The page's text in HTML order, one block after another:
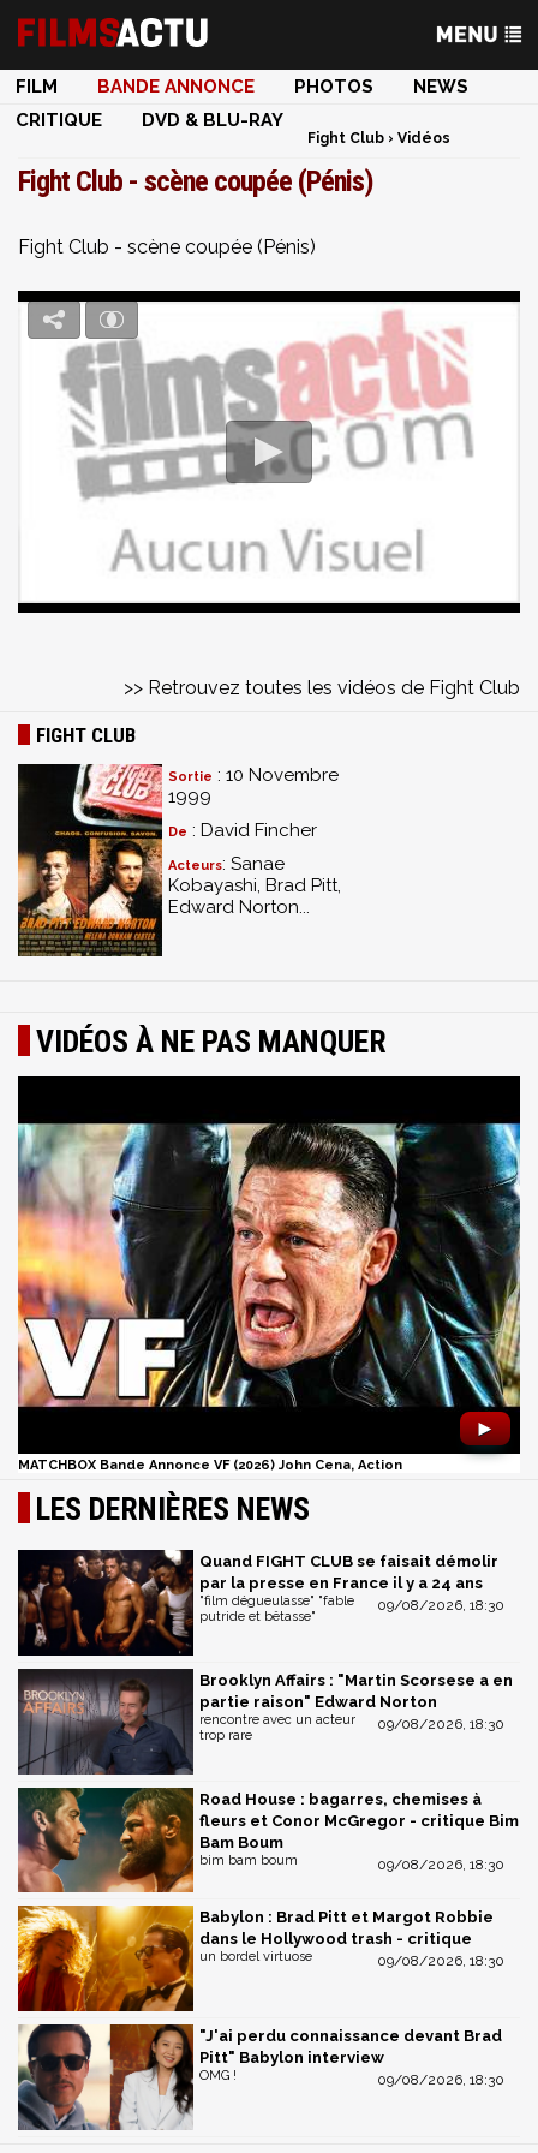
FILM BANDE ANNONCE PHOTOS
NEWS
CRITIQUE
DVD & BLU-RAY
Fight Club › Vidéos
Fight Club - scène coupée (Pénis)
Fight Club - scène coupée (Pénis)
>> Retrouvez toutes les vidéos de Fight Club
FIGHT CLUB
Sortie : 10 Novembre
1999
De : David Fincher
Acteurs: Sanae
Kobayashi, Brad Pitt,
Edward Norton...
VIDÉOS À NE PAS MANQUER
►
MATCHBOX Bande Annonce VF (2026) John Cena, Action
LES DERNIÈRES NEWS
Quand FIGHT CLUB se faisait démolir
par la presse en France il y a 24 ans
09/08/2026, 18:30
"film dégueulasse" "fable
putride et bêtasse"
Brooklyn Affairs : "Martin Scorsese a en
partie raison" Edward Norton
09/08/2026, 18:30
rencontre avec un acteur
trop rare
Road House : bagarres, chemises à
fleurs et Conor McGregor - critique Bim
Bam Boum
09/08/2026, 18:30
bim bam boum
Babylon : Brad Pitt et Margot Robbie
dans le Hollywood trash - critique
09/08/2026, 18:30
un bordel virtuose
"J'ai perdu connaissance devant Brad
Pitt" Babylon interview
09/08/2026, 18:30
OMG !